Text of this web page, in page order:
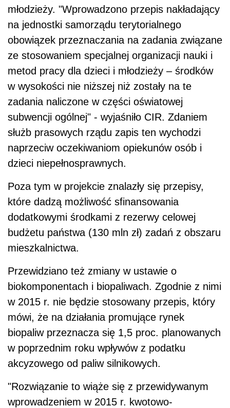
młodzieży. "Wprowadzono przepis nakładający
na jednostki samorządu terytorialnego
obowiązek przeznaczania na zadania związane
ze stosowaniem specjalnej organizacji nauki i
metod pracy dla dzieci i młodzieży – środków
w wysokości nie niższej niż zostały na te
zadania naliczone w części oświatowej
subwencji ogólnej" - wyjaśniło CIR. Zdaniem
służb prasowych rządu zapis ten wychodzi
naprzeciw oczekiwaniom opiekunów osób i
dzieci niepełnosprawnych.
Poza tym w projekcie znalazły się przepisy,
które dadzą możliwość sfinansowania
dodatkowymi środkami z rezerwy celowej
budżetu państwa (130 mln zł) zadań z obszaru
mieszkalnictwa.
Przewidziano też zmiany w ustawie o
biokomponentach i biopaliwach. Zgodnie z nimi
w 2015 r. nie będzie stosowany przepis, który
mówi, że na działania promujące rynek
biopaliw przeznacza się 1,5 proc. planowanych
w poprzednim roku wpływów z podatku
akcyzowego od paliw silnikowych.
"Rozwiązanie to wiąże się z przewidywanym
wprowadzeniem w 2015 r. kwotowo-